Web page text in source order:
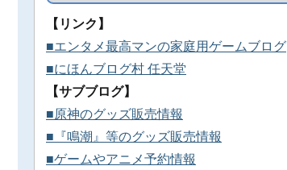
【リンク】
■エンタメ最高マンの家庭用ゲームブログ
■にほんブログ村 任天堂
【サブブログ】
■原神のグッズ販売情報
■『鳴潮』等のグッズ販売情報
■ゲームやアニメ予約情報